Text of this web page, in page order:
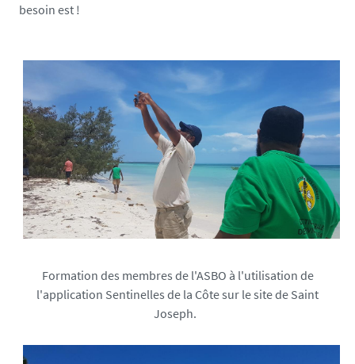
besoin est !
Formation des membres de l'ASBO à l'utilisation de
l'application Sentinelles de la Côte sur le site de Saint
Joseph.